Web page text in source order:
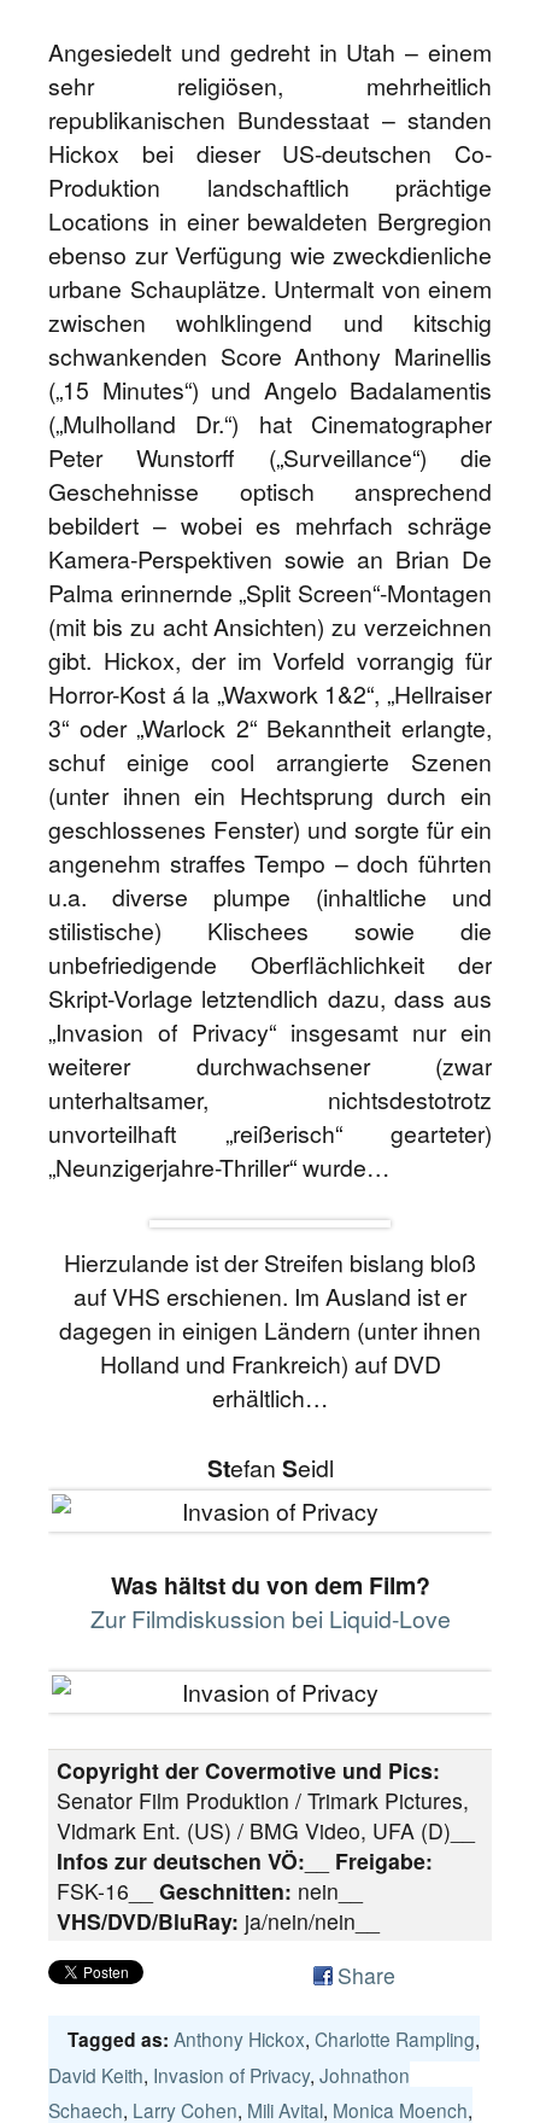
Angesiedelt und gedreht in Utah – einem
sehr religiösen, mehrheitlich
republikanischen Bundesstaat – standen
Hickox bei dieser US-deutschen Co-
Produktion landschaftlich prächtige
Locations in einer bewaldeten Bergregion
ebenso zur Verfügung wie zweckdienliche
urbane Schauplätze. Untermalt von einem
zwischen wohlklingend und kitschig
schwankenden Score Anthony Marinellis
(„15 Minutes“) und Angelo Badalamentis
(„Mulholland Dr.“) hat Cinematographer
Peter Wunstorff („Surveillance“) die
Geschehnisse optisch ansprechend
bebildert – wobei es mehrfach schräge
Kamera-Perspektiven sowie an Brian De
Palma erinnernde „Split Screen“-Montagen
(mit bis zu acht Ansichten) zu verzeichnen
gibt. Hickox, der im Vorfeld vorrangig für
Horror-Kost á la „Waxwork 1&2“, „Hellraiser
3“ oder „Warlock 2“ Bekanntheit erlangte,
schuf einige cool arrangierte Szenen
(unter ihnen ein Hechtsprung durch ein
geschlossenes Fenster) und sorgte für ein
angenehm straffes Tempo – doch führten
u.a. diverse plumpe (inhaltliche und
stilistische) Klischees sowie die
unbefriedigende Oberflächlichkeit der
Skript-Vorlage letztendlich dazu, dass aus
„Invasion of Privacy“ insgesamt nur ein
weiterer durchwachsener (zwar
unterhaltsamer, nichtsdestotrotz
unvorteilhaft „reißerisch“ gearteter)
„Neunzigerjahre-Thriller“ wurde…
Hierzulande ist der Streifen bislang bloß
auf VHS erschienen. Im Ausland ist er
dagegen in einigen Ländern (unter ihnen
Holland und Frankreich) auf DVD
erhältlich…
Stefan Seidl
Was hältst du von dem Film?
Zur Filmdiskussion bei Liquid-Love
Copyright der Covermotive und Pics:
Senator Film Produktion / Trimark Pictures,
Vidmark Ent. (US) / BMG Video, UFA (D)__
Infos zur deutschen VÖ:
Freigabe:
FSK-16
Geschnitten: nein__
VHS/DVD/BluRay: ja/nein/nein__
Share
Tagged as: Anthony Hickox, Charlotte Rampling,
David Keith, Invasion of Privacy, Johnathon
Schaech, Larry Cohen, Mili Avital, Monica Moench,